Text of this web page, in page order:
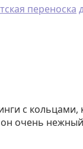
переноска
с кольцами,
очень